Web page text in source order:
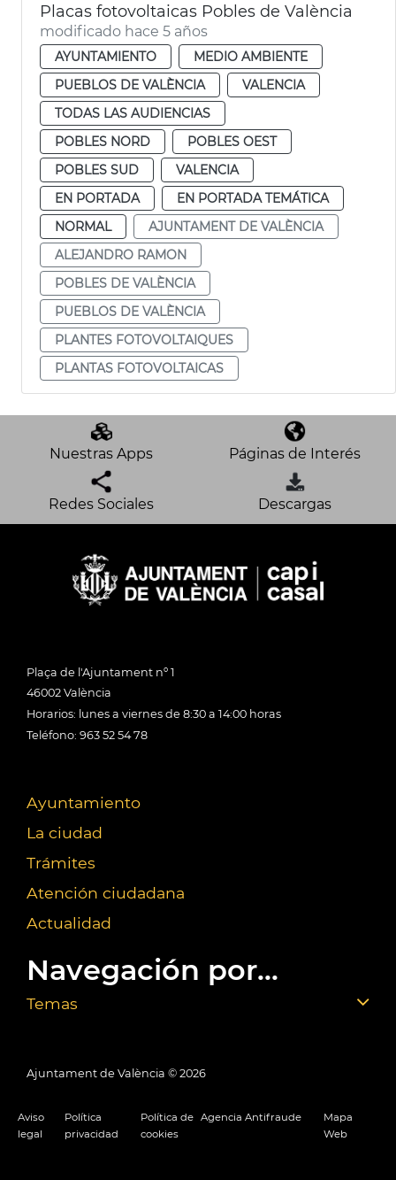
Placas fotovoltaicas Pobles de València
modificado hace 5 años
AYUNTAMIENTO
MEDIO AMBIENTE
PUEBLOS DE VALÈNCIA
VALENCIA
TODAS LAS AUDIENCIAS
POBLES NORD
POBLES OEST
POBLES SUD
VALENCIA
EN PORTADA
EN PORTADA TEMÁTICA
NORMAL
AJUNTAMENT DE VALÈNCIA
ALEJANDRO RAMON
POBLES DE VALÈNCIA
PUEBLOS DE VALÈNCIA
PLANTES FOTOVOLTAIQUES
PLANTAS FOTOVOLTAICAS
Nuestras Apps Páginas de Interés
Redes Sociales Descargas
Plaça de l'Ajuntament nº 1
46002 València
Horarios: lunes a viernes de 8:30 a 14:00 horas
Teléfono: 963 52 54 78
Ayuntamiento
La ciudad
Trámites
Atención ciudadana
Actualidad
Navegación por...
Temas
Ajuntament de València © 2026
Aviso
legal
Política
privacidad
Política de
cookies
Agencia Antifraude
Mapa
Web